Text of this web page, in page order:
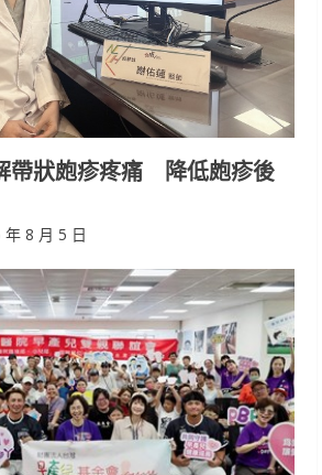
帶狀皰疹疼痛 降低皰疹後
年 8 月 5 日